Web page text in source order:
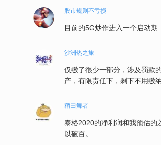
股市规则不亏损
目前的5G炒作进入一个启动期
沙洲热之旅
仅缴了很少一部分，涉及罚款
产，有限责任下，剩下不用缴
稻田舞者
泰格2020的净利润和我预估的
以破百。